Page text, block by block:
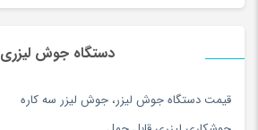
دستگاه جوش لیزری
قيمت دستگاه جوش ليزر، جوش ليزر سه كاره